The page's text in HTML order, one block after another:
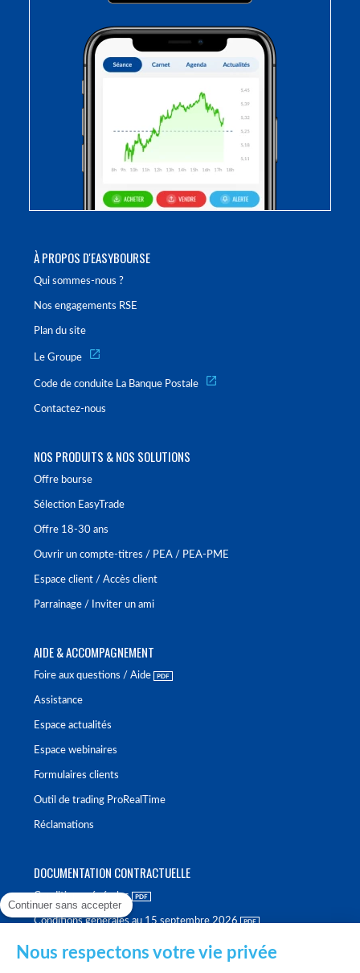
À PROPOS D'EASYBOURSE
Qui sommes-nous ?
Nos engagements RSE
Plan du site
Le Groupe
Code de conduite La Banque Postale
Contactez-nous
NOS PRODUITS & NOS SOLUTIONS
Offre bourse
Sélection EasyTrade
Offre 18-30 ans
Ouvrir un compte-titres / PEA / PEA-PME
Espace client / Accès client
Parrainage / Inviter un ami
AIDE & ACCOMPAGNEMENT
Foire aux questions / Aide
Assistance
Espace actualités
Espace webinaires
Formulaires clients
Outil de trading ProRealTime
Réclamations
DOCUMENTATION CONTRACTUELLE
Conditions générales
Conditions générales au 15 septembre 2026
Continuer sans accepter
Nous respectons votre vie privée